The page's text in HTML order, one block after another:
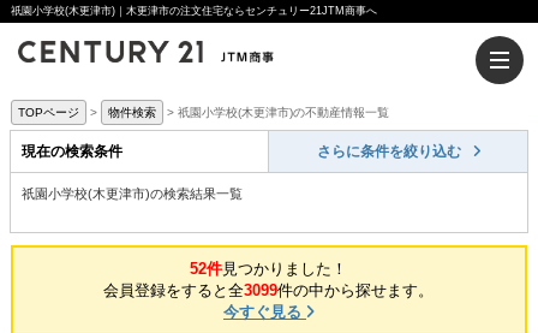
祇園小学校(木更津市)｜木更津市の注文住宅ならセンチュリー21JTM商事へ
TOPページ 物件検索 祇園小学校(木更津市)の不動産情報一覧
現在の検索条件 さらに条件を絞り込む
祇園小学校(木更津市)の検索結果一覧
52件見つかりました！
会員登録をすると全3099件の中から探せます。
今すぐ見る